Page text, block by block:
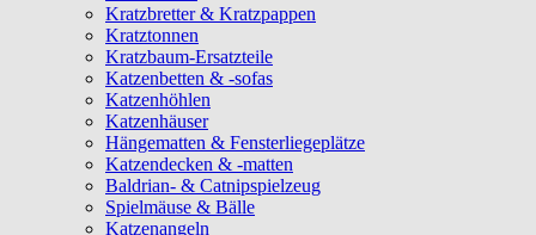
Kratzbretter & Kratzpappen
Kratztonnen
Kratzbaum-Ersatzteile
Katzenbetten & -sofas
Katzenhöhlen
Katzenhäuser
Hängematten & Fensterliegeplätze
Katzendecken & -matten
Baldrian- & Catnipspielzeug
Spielmäuse & Bälle
Katzenangeln